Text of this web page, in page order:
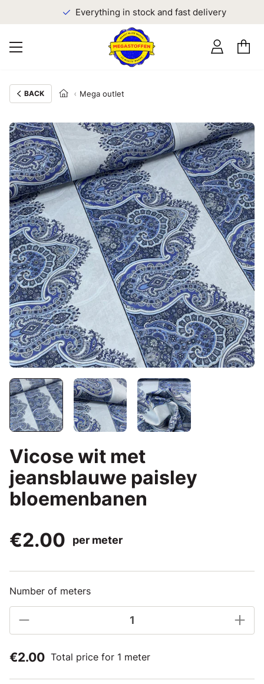
Everything in stock and fast delivery
BACK Mega outlet
Vicose wit met
jeansblauwe paisley
bloemenbanen
€2.00
per meter
Number of meters
€2.00 Total price for 1 meter